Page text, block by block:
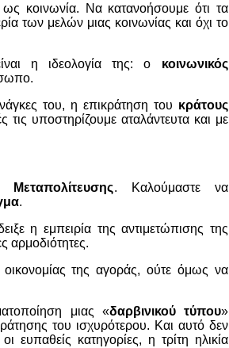
ως κοινωνία. Να κατανοήσουμε ότι τα
των μελών μιας κοινωνίας και όχι το
η ιδεολογία της: ο κοινωνικός
του, η επικράτηση του κράτους
τις υποστηρίζουμε αταλάντευτα και με
Μεταπολίτευσης. Καλούμαστε να
.
η εμπειρία της αντιμετώπισης της
αρμοδιότητες.
της αγοράς, ούτε όμως να
μιας «δαρβινικού τύπου»
του ισχυρότερου. Και αυτό δεν
ευπαθείς κατηγορίες, η τρίτη ηλικία